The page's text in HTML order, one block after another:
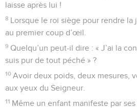
laisse après lui !
8 Lorsque le roi siège pour rendre la
au premier coup d’œil.
9 Quelqu’un peut-il dire : « J’ai la
suis pur de tout péché » ?
10 Avoir deux poids, deux mesures,
aux yeux du Seigneur.
11 Même un enfant manifeste par